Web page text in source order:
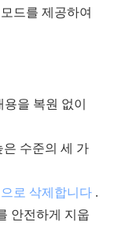
드를 제공하여
을 복원 없이
수준의 세 가
로 삭제합니다 .
안전하게 지웁